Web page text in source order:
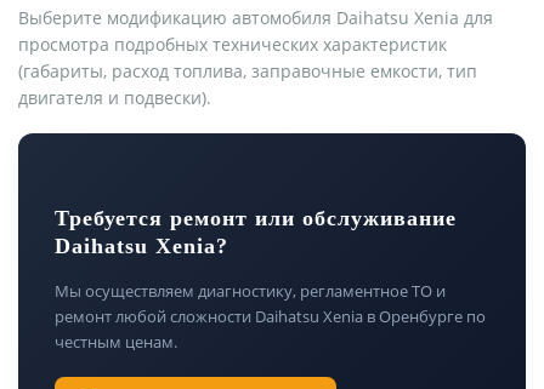
Выберите модификацию автомобиля Daihatsu Xenia для
просмотра подробных технических характеристик
(габариты, расход топлива, заправочные емкости, тип
двигателя и подвески).
Требуется ремонт или обслуживание
Daihatsu Xenia?
Мы осуществляем диагностику, регламентное ТО и
ремонт любой сложности Daihatsu Xenia в Оренбурге по
честным ценам.